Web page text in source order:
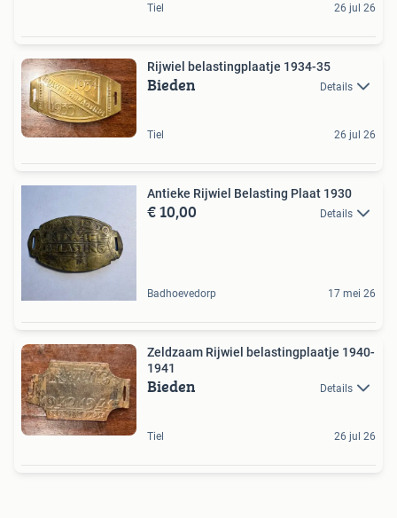
Tiel 26 jul 26
Rijwiel belastingplaatje 1934-35
Bieden Details
Tiel 26 jul 26
Antieke Rijwiel Belasting Plaat 1930
€ 10,00 Details
Badhoevedorp 17 mei 26
Zeldzaam Rijwiel belastingplaatje 1940-
1941
Bieden Details
Tiel 26 jul 26